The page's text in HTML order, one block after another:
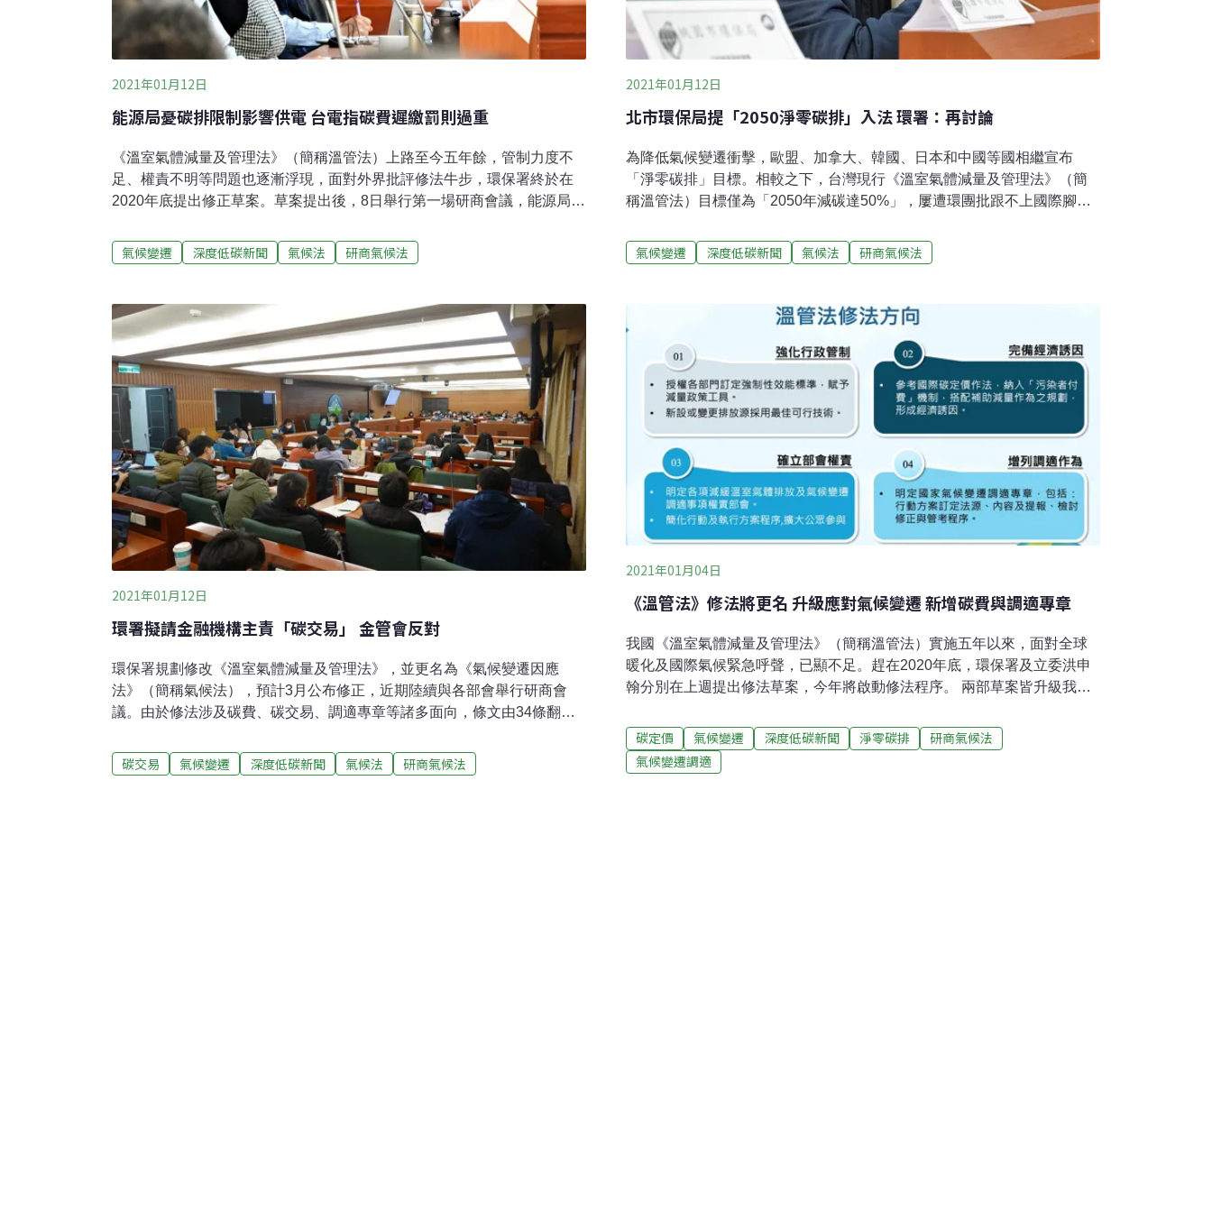
2021年01月12日
能源局憂碳排限制影響供電 台電指碳費遲繳罰則過重
《溫室氣體減量及管理法》（簡稱溫管法）上路至今五年餘，管制力度不
足、權責不明等問題也逐漸浮現，面對外界批評修法牛步，環保署終於在
2020年底提出修正草案。草案提出後，8日舉行第一場研商會議，能源局表
減輕。環保署則回應，會持續與各界討論，預計3月預告，最快下半年才會
送入立院。能源局憂限制碳排將使電力調度更困難 恐影響供電穩定環保署
《溫管法》升級為《氣候法》，強化溫室氣體排放管制工具，並增訂調適
專章。環保署環管處處長蔡玲儀表示，希望聚焦各界討論，預計於3月才會
預告，可能要到下半年才會送入立法院審議。日前環保署舉行研商會議。
經濟部能源局代表指出，能源部門是以滿足所有民生、產業各類需求為主
要目標，排放量受到需求量的影響，「草案對能源部門的管制，會對電力
穩定供應造成衝擊，對
氣候變遷 深度低碳新聞 氣候法 研商氣候法
2021年01月12日
北市環保局提「2050淨零碳排」入法 環署：再討論
為降低氣候變遷衝擊，歐盟、加拿大、韓國、日本和中國等國相繼宣布
「淨零碳排」目標。相較之下，台灣現行《溫室氣體減量及管理法》（簡
稱溫管法）目標僅為「2050年減碳達50%」，屢遭環團批跟不上國際腳
法），雖增加「達成淨零排放為努力願景」，卻仍保留「2050年減碳達
50%」的文字。台北市環保局局長劉銘龍就直言，應寫明2050淨零碳排願
劃2050淨零碳排路徑。北市環保局長提淨零碳排入法、《氣候法》雙主管
機關 環保署去年底拋出《溫管法》修正為《氣候法》草案，希望凝聚各
界討論焦點，將於3月預告，下半年送入立法院討論。本月8日舉行首場研
商會議，邀集中央各部會及地方環保局參加，僅有幾個縣市派員與會，多
數縣市以視訊線上參與，甚至有部分縣市連線上參與都缺席，而台北市環
保局局長劉銘龍則
氣候變遷 深度低碳新聞 氣候法 研商氣候法
2021年01月12日
環署擬請金融機構主責「碳交易」 金管會反對
環保署規劃修改《溫室氣體減量及管理法》，並更名為《氣候變遷因應
法》（簡稱氣候法），預計3月公布修正，近期陸續與各部會舉行研商會
議。由於修法涉及碳費、碳交易、調適專章等諸多面向，條文由34條翻倍
勢，由金融專業機構辦理。但金管會代表則說，碳排額度跟有價證券性質
不同，應回到環保署管轄，雙方各持己見。環保署擬由證交所處理碳交易
碳交易 氣候變遷 深度低碳新聞 氣候法 研商氣候法
2021年01月04日
《溫管法》修法將更名 升級應對氣候變遷 新增碳費與調適專章
我國《溫室氣體減量及管理法》（簡稱溫管法）實施五年以來，面對全球
暖化及國際氣候緊急呼聲，已顯不足。趕在2020年底，環保署及立委洪申
翰分別在上週提出修法草案，今年將啟動修法程序。 兩部草案皆升級我國
級；增訂「碳費」徵收機制與「調適專章」，加強氣候變遷風險評估等。
此外，環保署擬將《溫管法》更名為《氣候變遷因應法》，洪申翰則定名
為《氣候變遷行動法》。而兩版本最大的差異在於，立委洪申翰提案納入
碳定價 氣候變遷 深度低碳新聞 淨零碳排
研商氣候法
氣候變遷調適